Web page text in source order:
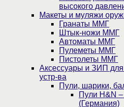
высокого
Макеты и муляжи
Гранаты ММГ
Штык-ножи ММГ
Автоматы ММГ
Пулеметы ММГ
Пистолеты ММГ
Аксессуары и ЗИП
устр-ва
Пули, шарики,
Пули H&N
(Германия)